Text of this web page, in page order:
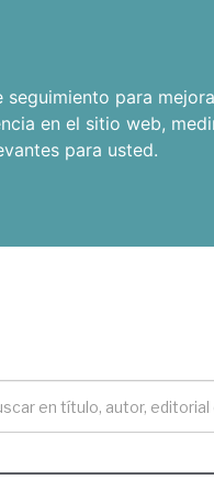
para
en el sitio web,
para usted.